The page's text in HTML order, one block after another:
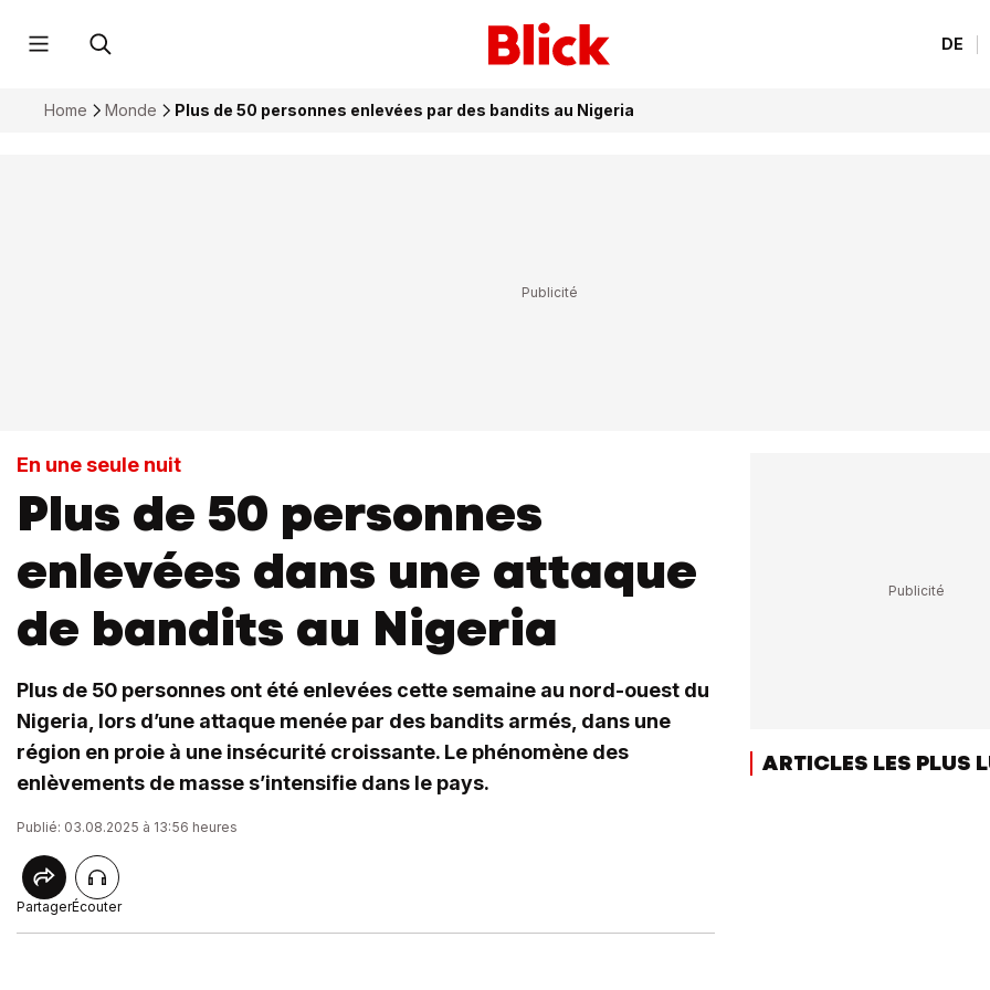
DE
Home Monde Plus de 50 personnes enlevées par des bandits au Nigeria
En une seule nuit
Plus de 50 personnes
enlevées dans une attaque
de bandits au Nigeria
Plus de 50 personnes ont été enlevées cette semaine au nord-ouest du
Nigeria, lors d’une attaque menée par des bandits armés, dans une
région en proie à une insécurité croissante. Le phénomène des
enlèvements de masse s’intensifie dans le pays.
Publié: 03.08.2025 à 13:56 heures
PartagerÉcouter
ARTICLES LES PLUS